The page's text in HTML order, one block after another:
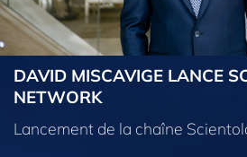
DAVID MISCAVIGE LANCE
NETWORK
Lancement de la chaîne